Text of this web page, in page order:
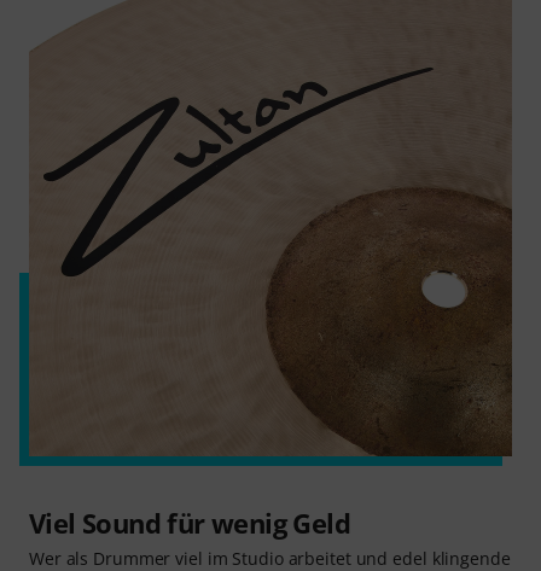
Viel Sound für wenig Geld
Wer als Drummer viel im Studio arbeitet und edel klingende